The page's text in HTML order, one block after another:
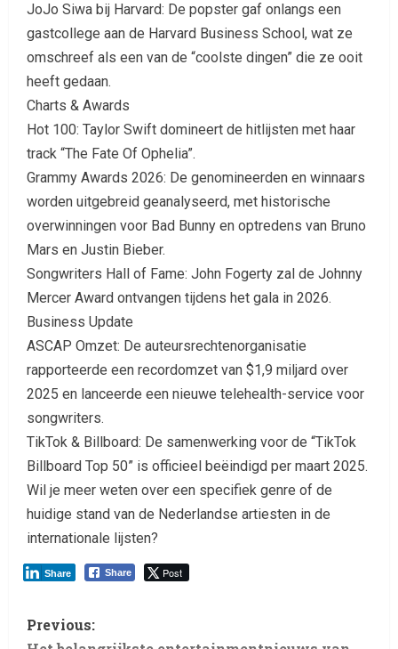
JoJo Siwa bij Harvard: De popster gaf onlangs een
gastcollege aan de Harvard Business School, wat ze
omschreef als een van de “coolste dingen” die ze ooit
heeft gedaan.
Charts & Awards
Hot 100: Taylor Swift domineert de hitlijsten met haar
track “The Fate Of Ophelia”.
Grammy Awards 2026: De genomineerden en winnaars
worden uitgebreid geanalyseerd, met historische
overwinningen voor Bad Bunny en optredens van Bruno
Mars en Justin Bieber.
Songwriters Hall of Fame: John Fogerty zal de Johnny
Mercer Award ontvangen tijdens het gala in 2026.
Business Update
ASCAP Omzet: De auteursrechtenorganisatie
rapporteerde een recordomzet van $1,9 miljard over
2025 en lanceerde een nieuwe telehealth-service voor
songwriters.
TikTok & Billboard: De samenwerking voor de “TikTok
Billboard Top 50” is officieel beëindigd per maart 2025.
Wil je meer weten over een specifiek genre of de
huidige stand van de Nederlandse artiesten in de
internationale lijsten?
Share Post
Share
Previous: